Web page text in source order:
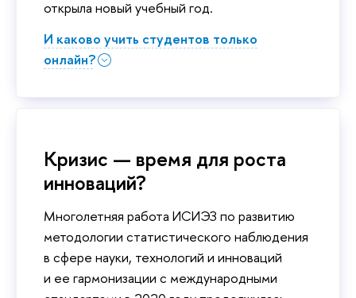
открыла новый учебный год.
И каково учить студентов только
онлайн?
Кризис — время для роста
инноваций?
Многолетняя работа ИСИЭЗ по развитию
методологии статистического наблюдения
в сфере науки, технологий и инноваций
и ее гармонизации с международными